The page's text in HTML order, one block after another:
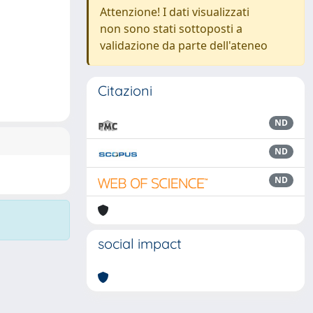
Attenzione! I dati visualizzati
non sono stati sottoposti a
validazione da parte dell'ateneo
Citazioni
ND
ND
ND
social impact